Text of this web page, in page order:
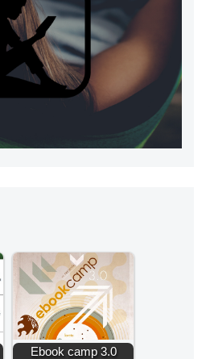
Ebook camp 3.0